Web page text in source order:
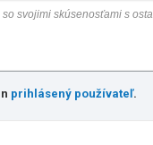
prihlásený používateľ.